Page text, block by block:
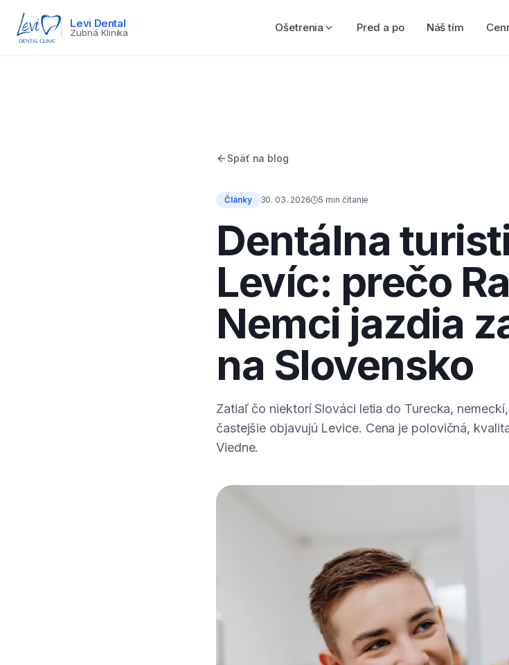
Levi Dental
Zubná Klinika Ošetrenia Pred a po Náš tím
Späť na blog
Články 30. 03. 2026 5 min čítanie
Dentálna
Levíc: prečo
Nemci jazdia
na Slovensko
Zatiaľ čo niektorí Slováci letia do Turecka,
častejšie objavujú Levice. Cena je polovičná,
Viedne.